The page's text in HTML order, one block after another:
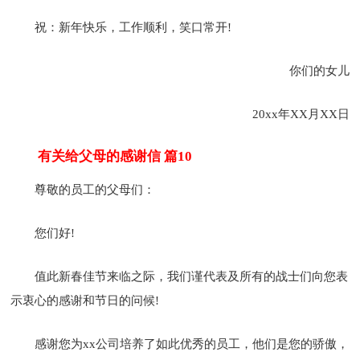
祝：新年快乐，工作顺利，笑口常开!
你们的女儿
20xx年XX月XX日
有关给父母的感谢信 篇10
尊敬的员工的父母们：
您们好!
值此新春佳节来临之际，我们谨代表及所有的战士们向您表
示衷心的感谢和节日的问候!
感谢您为xx公司培养了如此优秀的员工，他们是您的骄傲，